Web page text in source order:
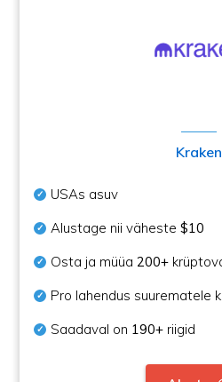
Kraken
USAs asuv
Alustage nii väheste$10
Osta ja müüa200+
Pro lahendus suurematele
Saadaval on 190+ riigid